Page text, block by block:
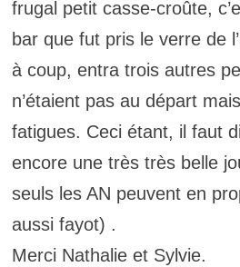
frugal petit casse-croûte,
bar que fut pris le verre de
à coup, entra trois autres
n’étaient pas au départ
fatigues. Ceci étant, il faut
encore une très très belle
seuls les AN peuvent en
aussi fayot) .
Merci Nathalie et Sylvie.